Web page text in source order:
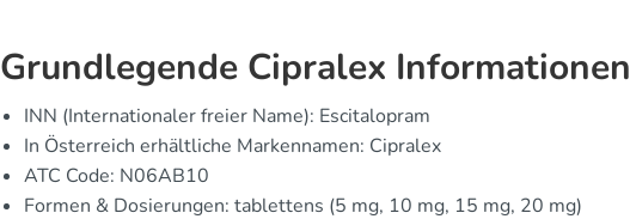
Grundlegende Cipralex Informationen
INN (Internationaler freier Name): Escitalopram
In Österreich erhältliche Markennamen: Cipralex
ATC Code: N06AB10
Formen & Dosierungen: tablettens (5 mg, 10 mg, 15 mg, 20 mg)